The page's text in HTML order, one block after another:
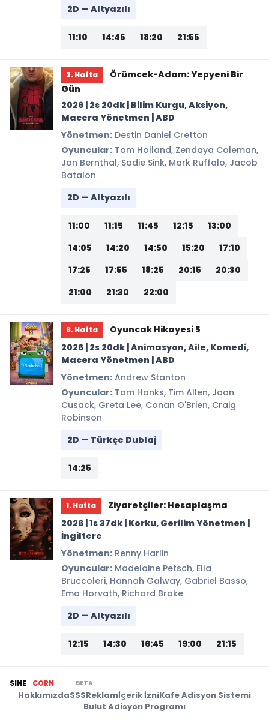
2D — Altyazılı
11:10 14:45 18:20 21:55
2. Hafta
Örümcek-Adam: Yepyeni Bir
Gün
2026 | 2s 20dk | Bilim Kurgu, Aksiyon,
Macera Yönetmen | ABD
Yönetmen: Destin Daniel Cretton
Oyuncular: Tom Holland, Zendaya Coleman,
Jon Bernthal, Sadie Sink, Mark Ruffalo, Jacob
Batalon
2D — Altyazılı
11:00 11:15 11:45 12:15
13:00
14:05
14:20 14:50 15:20
17:10
17:25
17:55 18:25 20:15
20:30
21:00
21:30 22:00
8. Hafta
Oyuncak Hikayesi 5
2026 | 2s 20dk | Animasyon, Aile, Komedi,
Macera Yönetmen | ABD
Yönetmen: Andrew Stanton
Oyuncular: Tom Hanks, Tim Allen, Joan
Cusack, Greta Lee, Conan O'Brien, Craig
Robinson
2D — Türkçe Dublaj
14:25
1. Hafta
Ziyaretçiler: Hesaplaşma
2026 | 1s 37dk | Korku, Gerilim Yönetmen |
İngiltere
Yönetmen: Renny Harlin
Oyuncular: Madelaine Petsch, Ella
Bruccoleri, Hannah Galway, Gabriel Basso,
Ema Horvath, Richard Brake
2D — Altyazılı
12:15 14:30 16:45 19:00 21:15
SINE CORN BETA
HakkımızdaSSSReklamİçerik İzniKafe Adisyon Sistemi
Bulut Adisyon Programı